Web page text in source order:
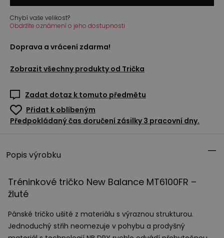
Chybí vaše velikost?
Obdržíte oznámení o jeho dostupnosti
Doprava a vrácení zdarma!
Zobrazit všechny produkty od Trička
Zadat dotaz k tomuto předmětu
Přidat k oblíbeným
Předpokládaný čas doručení zásilky 3 pracovní dny.
Popis výrobku
Tréninkové tričko New Balance MT6100FR –
žluté
Pánské tričko ušité z materiálu s výraznou strukturou.
Jednoduchý střih neomezuje v pohybu a prodyšný